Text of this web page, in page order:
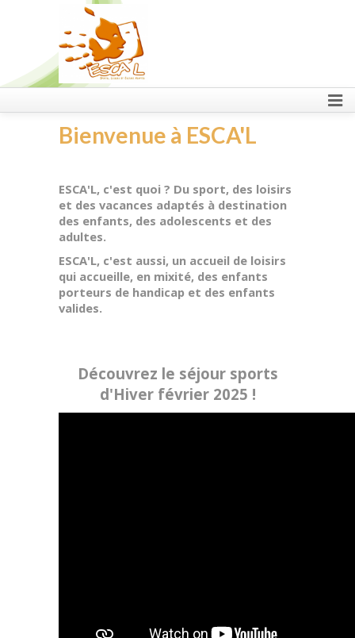
FAIRE UN DON
Bienvenue à ESCA'L
ESCA'L, c'est quoi ? Du sport, des loisirs
et des vacances adaptés à destination
des enfants, des adolescents et des
adultes.
ESCA'L, c'est aussi, un accueil de loisirs
qui accueille, en mixité, des enfants
porteurs de handicap et des enfants
valides.
Découvrez le séjour sports
d'Hiver février 2025 !